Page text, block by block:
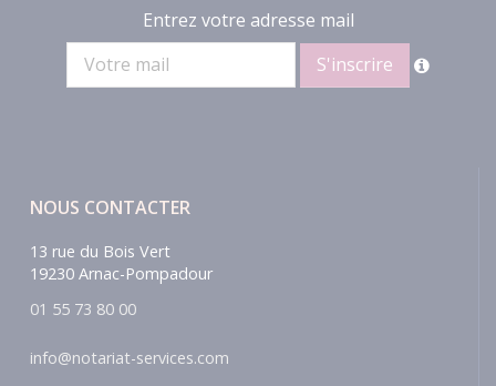
Entrez votre adresse mail
NOUS CONTACTER
13 rue du Bois Vert
19230 Arnac-Pompadour
01 55 73 80 00
info@notariat-services.com